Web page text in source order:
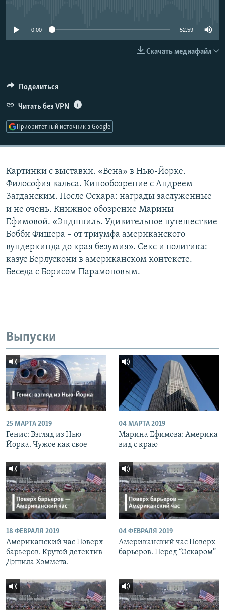
ПОДПИШИТЕСЬ НА РАССЫЛКУ
Все сайты РСЕ/РС
0:00 52:59
Скачать медиафайл
Поделиться
Читать без VPN
Приоритетный источник в Google
Картинки с выставки. «Вена» в Нью-Йорке.
Философия вальса. Кинообозрение с Андреем
Загданским. После Оскара: награды заслуженные
и не очень. Книжное обозрение Марины
Ефимовой. «Эндшпиль. Удивительное путешествие
Бобби Фишера – от триумфа американского
вундеркинда до края безумия». Секс и политика:
казус Берлускони в американском контексте.
Беседа с Борисом Парамоновым.
Выпуски
25 МАРТА 2019
Генис: Взгляд из Нью-
Йорка. Чужое как свое
04 МАРТА 2019
Марина Ефимова: Америка
вид с краю
18 ФЕВРАЛЯ 2019
Американский час Поверх
барьеров. Крутой детектив
Дэшила Хэммета.
04 ФЕВРАЛЯ 2019
Американский час Поверх
барьеров. Перед “Оскаром”